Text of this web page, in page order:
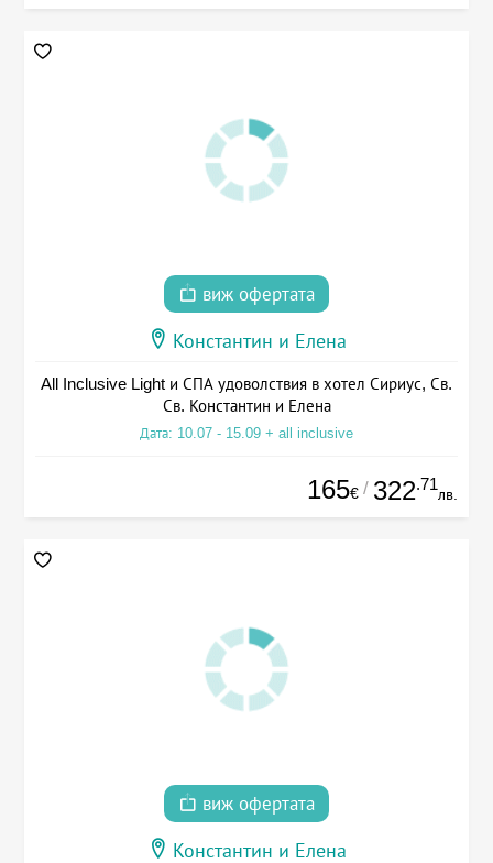
виж офертата
Константин и Елена
All Inclusive Light и СПА удоволствия в хотел Сириус, Св.
Св. Константин и Елена
Дата: 10.07 - 15.09 + all inclusive
165€ / 322.71
лв.
виж офертата
Константин и Елена